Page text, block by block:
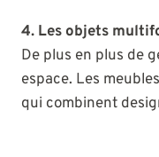
4. Les objets
De plus en plus de
espace. Les
qui combinent